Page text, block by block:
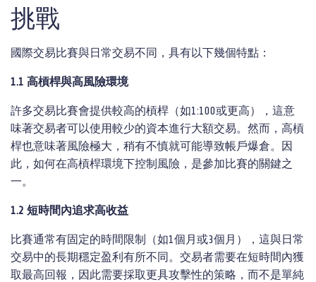
挑戰
國際交易比賽與日常交易不同，具有以下幾個特點：
1.1 高槓桿與高風險環境
許多交易比賽會提供較高的槓桿（如1:100或更高），這意
味著交易者可以使用較少的資本進行大額交易。然而，高槓
桿也意味著風險極大，稍有不慎就可能導致帳戶爆倉。因
此，如何在高槓桿環境下控制風險，是參加比賽的關鍵之
一。
1.2 短時間內追求高收益
比賽通常有固定的時間限制（如1個月或3個月），這與日常
交易中的長期穩定盈利有所不同。交易者需要在短時間內獲
取最高回報，因此需要採取更具攻擊性的策略，而不是單純